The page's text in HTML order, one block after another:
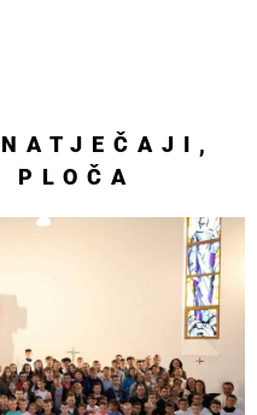
NATJEČAJI ,
PLOČA